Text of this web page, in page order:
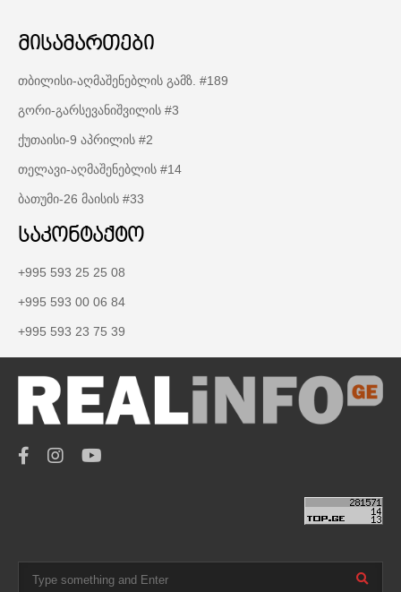
მისამართები
თბილისი-აღმაშენებლის გამზ. #189
გორი-გარსევანიშვილის #3
ქუთაისი-9 აპრილის #2
თელავი-აღმაშენებლის #14
ბათუმი-26 მაისის #33
საკონტაქტო
+995 593 25 25 08
+995 593 00 06 84
+995 593 23 75 39